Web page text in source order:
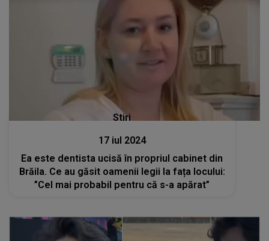
Stiri
17 iul 2024
Ea este dentista ucisă în propriul cabinet din
Brăila. Ce au găsit oamenii legii la fața locului:
”Cel mai probabil pentru că s-a apărat”